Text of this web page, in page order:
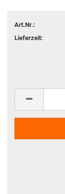
Art.Nr.:
Lieferzeit: